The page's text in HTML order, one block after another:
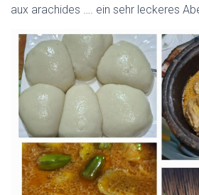
aux arachides …. ein sehr leckeres